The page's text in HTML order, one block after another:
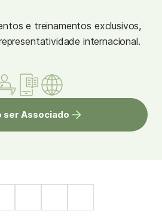
e treinamentos exclusivos,
internacional.
ser Associado